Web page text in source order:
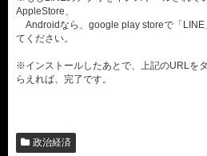
AppleStore、
Androidなら、google play storeで「LINE
てください。
※インストールしたあとで、上記のURLを
らえれば、完了です。
政治経済